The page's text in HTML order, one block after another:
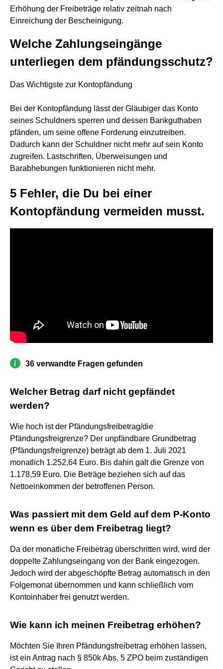
Erhöhung der Freibeträge relativ zeitnah nach
Einreichung der Bescheinigung.
Welche Zahlungseingänge
unterliegen dem pfändungsschutz?
Das Wichtigste zur Kontopfändung
Bei der Kontopfändung lässt der Gläubiger das Konto
seines Schuldners sperren und dessen Bankguthaben
pfänden, um seine offene Forderung einzutreiben.
Dadurch kann der Schuldner nicht mehr auf sein Konto
zugreifen. Lastschriften, Überweisungen und
Barabhebungen funktionieren nicht mehr.
5 Fehler, die Du bei einer
Kontopfändung vermeiden musst.
36 verwandte Fragen gefunden
Welcher Betrag darf nicht gepfändet
werden?
Wie hoch ist der Pfändungsfreibetrag/die
Pfändungsfreigrenze? Der unpfändbare Grundbetrag
(Pfändungsfreigrenze) beträgt ab dem 1. Juli 2021
monatlich 1.252,64 Euro. Bis dahin galt die Grenze von
1.178,59 Euro. Die Beträge beziehen sich auf das
Nettoeinkommen der betroffenen Person.
Was passiert mit dem Geld auf dem P-Konto
wenn es über dem Freibetrag liegt?
Da der monatliche Freibetrag überschritten wird, wird der
doppelte Zahlungseingang von der Bank eingezogen.
Jedoch wird der abgeschöpfte Betrag automatisch in den
Folgemonat übernommen und kann schließlich vom
Kontoinhaber frei genutzt werden.
Wie kann ich meinen Freibetrag erhöhen?
Möchten Sie Ihren Pfändungsfreibetrag erhöhen lassen,
ist ein Antrag nach § 850k Abs. 5 ZPO beim zuständigen